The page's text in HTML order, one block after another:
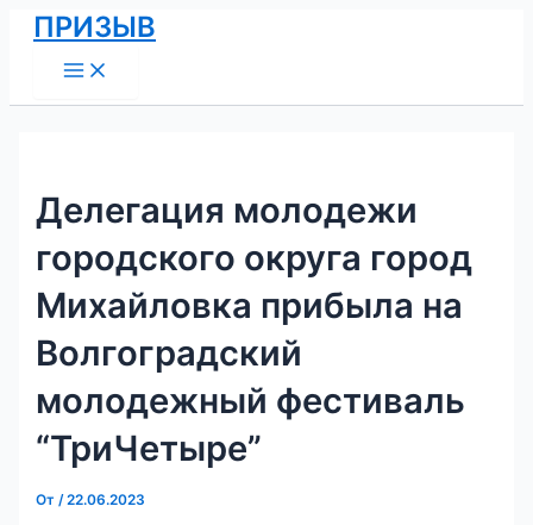
Перейти
содержимому
ПРИЗЫВ
Menu
Делегация молодежи
городского округа город
Михайловка прибыла на
Волгоградский
молодежный фестиваль
“ТриЧетыре”
От/22.06.2023
Навигация
по
записям